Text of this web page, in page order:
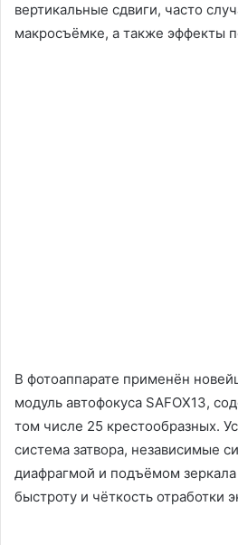
вертикальные сдвиги, часто
макросъёмке, а также эффекты
В фотоаппарате применён
модуль автофокуса SAFOX13,
том числе 25 крестообразных.
система затвора, независимые
диафрагмой и подъёмом
быстроту и чёткость отработки